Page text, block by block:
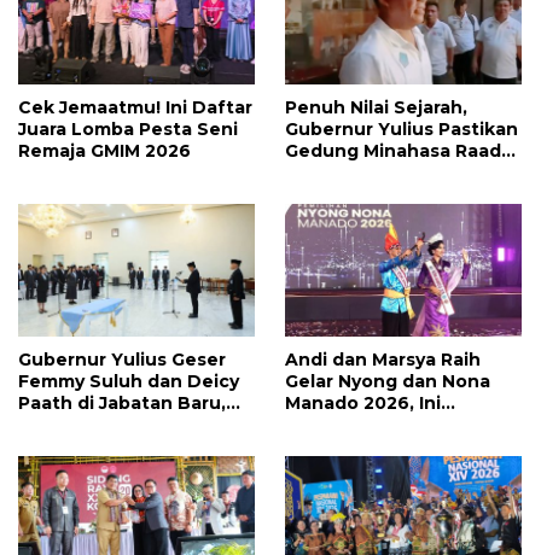
Cek Jemaatmu! Ini Daftar
Juara Lomba Pesta Seni
Remaja GMIM 2026
Penuh Nilai Sejarah,
Gubernur Yulius Pastikan
Gedung Minahasa Raad
Gubernur Yulius Geser
Femmy Suluh dan Deicy
Paath di Jabatan Baru,
Andi dan Marsya Raih
Gelar Nyong dan Nona
Manado 2026, Ini